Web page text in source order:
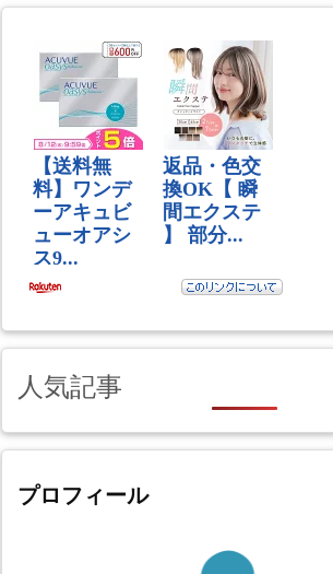
人気記事
プロフィール